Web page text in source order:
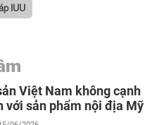
IUU
Việt Nam không cạnh
với sản phẩm nội địa Mỹ